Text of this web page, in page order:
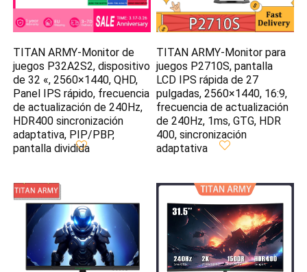
TITAN ARMY-Monitor de
juegos P32A2S2, dispositivo
de 32 «, 2560×1440, QHD,
Panel IPS rápido, frecuencia
de actualización de 240Hz,
HDR400 sincronización
adaptativa, PIP/PBP,
pantalla dividida
TITAN ARMY-Monitor para
juegos P2710S, pantalla
LCD IPS rápida de 27
pulgadas, 2560×1440, 16:9,
frecuencia de actualización
de 240Hz, 1ms, GTG, HDR
400, sincronización
adaptativa